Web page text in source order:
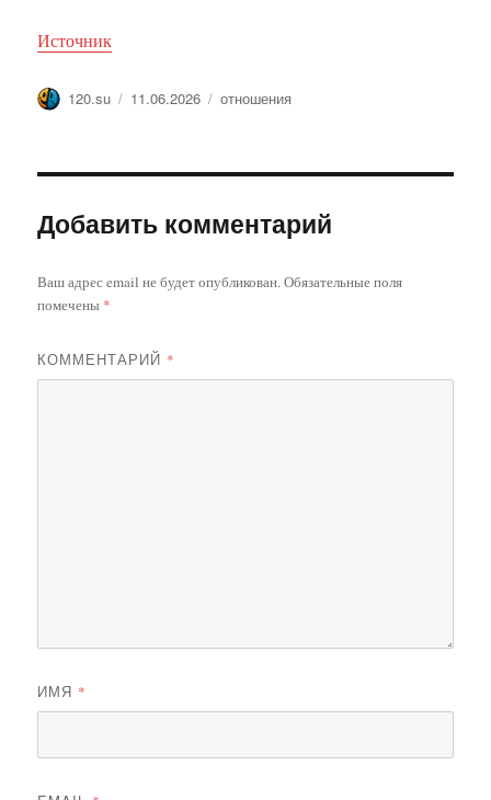
Источник
Автор
120.su Опубликовано
11.06.2026 Метки
отношения
Добавить комментарий
Ваш адрес email не будет опубликован.Обязательные поля
помечены *
КОММЕНТАРИЙ *
ИМЯ *